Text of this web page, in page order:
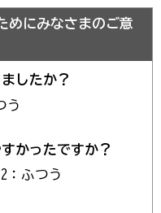
めにみなさまのご意
したか？
う
かったですか？
2：ふつう